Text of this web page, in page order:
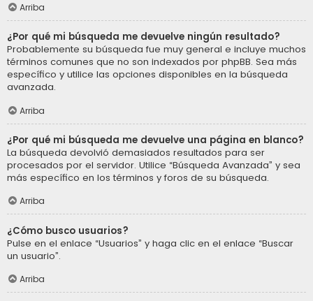
Arriba
¿Por qué mi búsqueda me devuelve ningún resultado?
Probablemente su búsqueda fue muy general e incluye muchos
términos comunes que no son indexados por phpBB. Sea más
específico y utilice las opciones disponibles en la búsqueda
avanzada.
Arriba
¿Por qué mi búsqueda me devuelve una página en blanco?
La búsqueda devolvió demasiados resultados para ser
procesados por el servidor. Utilice “Búsqueda Avanzada” y sea
más específico en los términos y foros de su búsqueda.
Arriba
¿Cómo busco usuarios?
Pulse en el enlace “Usuarios” y haga clic en el enlace “Buscar
un usuario”.
Arriba